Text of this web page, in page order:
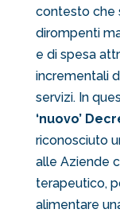
contesto che
dirompenti
e di spesa
incrementali
servizi. In
‘nuovo’
riconosciuto
alle Aziende
terapeutico,
alimentare